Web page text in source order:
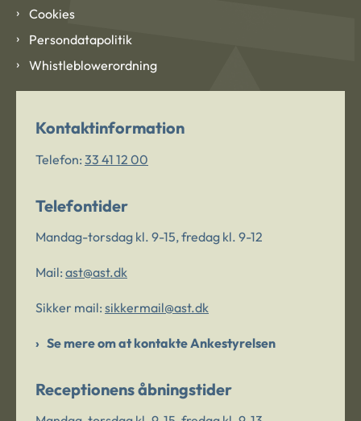
Cookies
Persondatapolitik
Whistleblowerordning
Kontaktinformation
Telefon: 33 41 12 00
Telefontider
Mandag-torsdag kl. 9-15, fredag kl. 9-12
Mail: ast@ast.dk
Sikker mail: sikkermail@ast.dk
Se mere om at kontakte Ankestyrelsen
Receptionens åbningstider